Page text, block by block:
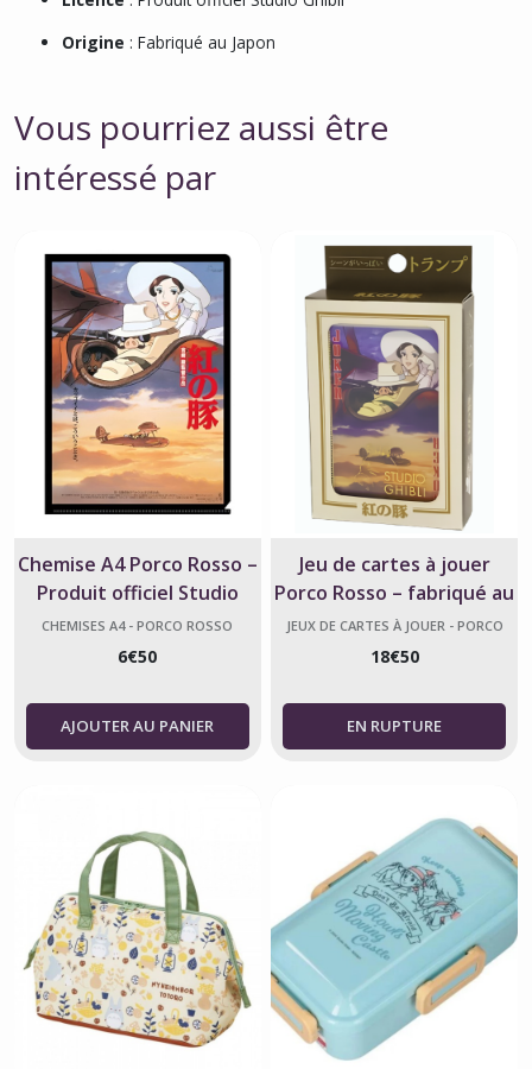
Origine : Fabriqué au Japon
Vous pourriez aussi être
intéressé par
Chemise A4 Porco Rosso –
Produit officiel Studio
Ghibli
CHEMISES A4 - PORCO ROSSO
6€50
AJOUTER AU PANIER
Jeu de cartes à jouer
Porco Rosso – fabriqué au
Japon
JEUX DE CARTES À JOUER - PORCO
18€50